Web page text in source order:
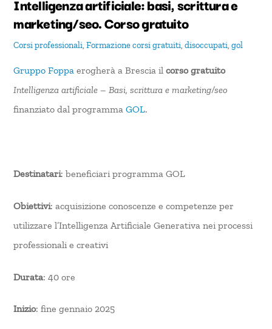
Intelligenza artificiale: basi, scrittura e
marketing/seo. Corso gratuito
Corsi professionali,Formazionecorsi gratuiti,disoccupati,gol
Gruppo Foppa erogherà a Brescia ilcorso gratuito
Intelligenza artificiale – Basi, scrittura e marketing/seo
finanziato dal programmaGOL.
Destinatari: beneficiari programma GOL
Obiettivi: acquisizione conoscenze e competenze per
utilizzare l’Intelligenza Artificiale Generativa nei processi
professionali e creativi
Durata: 40 ore
Inizio: fine gennaio 2025